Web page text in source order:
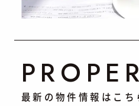
最新の物件情報はこち